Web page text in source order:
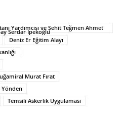
Yardımcısı ve Şehit Teğmen Ahmet
Serdar İpekoğlu
Deniz Er Eğitim Alayı
Murat Fırat
Yönden
Temsili Askerlik Uygulaması